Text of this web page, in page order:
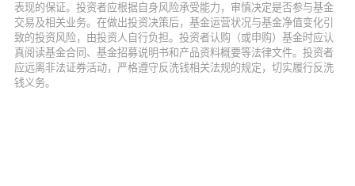
表现的保证。投资者应根据自身风险承受能力，审慎决定是否参与基金
交易及相关业务。在做出投资决策后，基金运营状况与基金净值变化引
致的投资风险，由投资人自行负担。投资者认购（或申购）基金时应认
真阅读基金合同、基金招募说明书和产品资料概要等法律文件。投资者
应远离非法证券活动，严格遵守反洗钱相关法规的规定，切实履行反洗
钱义务。